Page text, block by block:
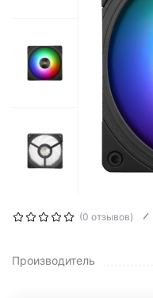
(0 отзывов)
Производитель